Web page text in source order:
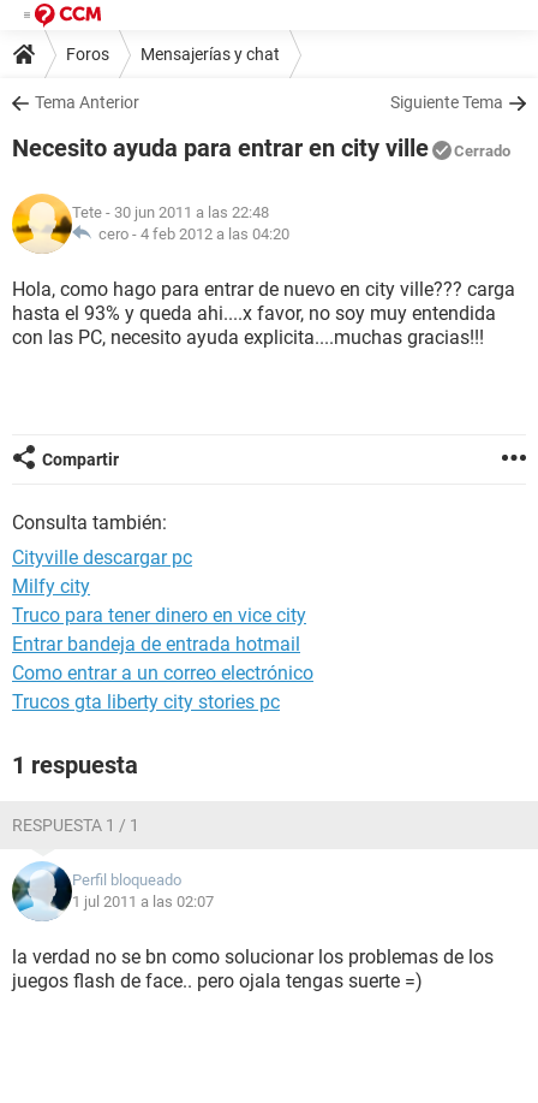
Foros Mensajerías y chat
Tema Anterior Siguiente Tema
Necesito ayuda para entrar en city ville Cerrado
Tete - 30 jun 2011 a las 22:48
cero - 4 feb 2012 a las 04:20
Hola, como hago para entrar de nuevo en city ville??? carga
hasta el 93% y queda ahi....x favor, no soy muy entendida
con las PC, necesito ayuda explicita....muchas gracias!!!
Compartir
Consulta también:
Cityville descargar pc
Milfy city
Truco para tener dinero en vice city
Entrar bandeja de entrada hotmail
Como entrar a un correo electrónico
Trucos gta liberty city stories pc
1 respuesta
RESPUESTA 1 / 1
Perfil bloqueado
1 jul 2011 a las 02:07
la verdad no se bn como solucionar los problemas de los
juegos flash de face.. pero ojala tengas suerte =)